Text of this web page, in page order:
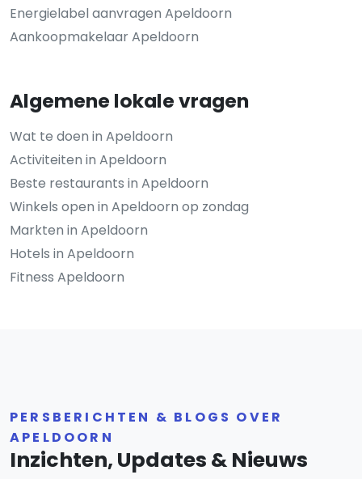
Energielabel aanvragen Apeldoorn
Aankoopmakelaar Apeldoorn
Algemene lokale vragen
Wat te doen in Apeldoorn
Activiteiten in Apeldoorn
Beste restaurants in Apeldoorn
Winkels open in Apeldoorn op zondag
Markten in Apeldoorn
Hotels in Apeldoorn
Fitness Apeldoorn
PERSBERICHTEN & BLOGS OVER
APELDOORN
Inzichten, Updates & Nieuws